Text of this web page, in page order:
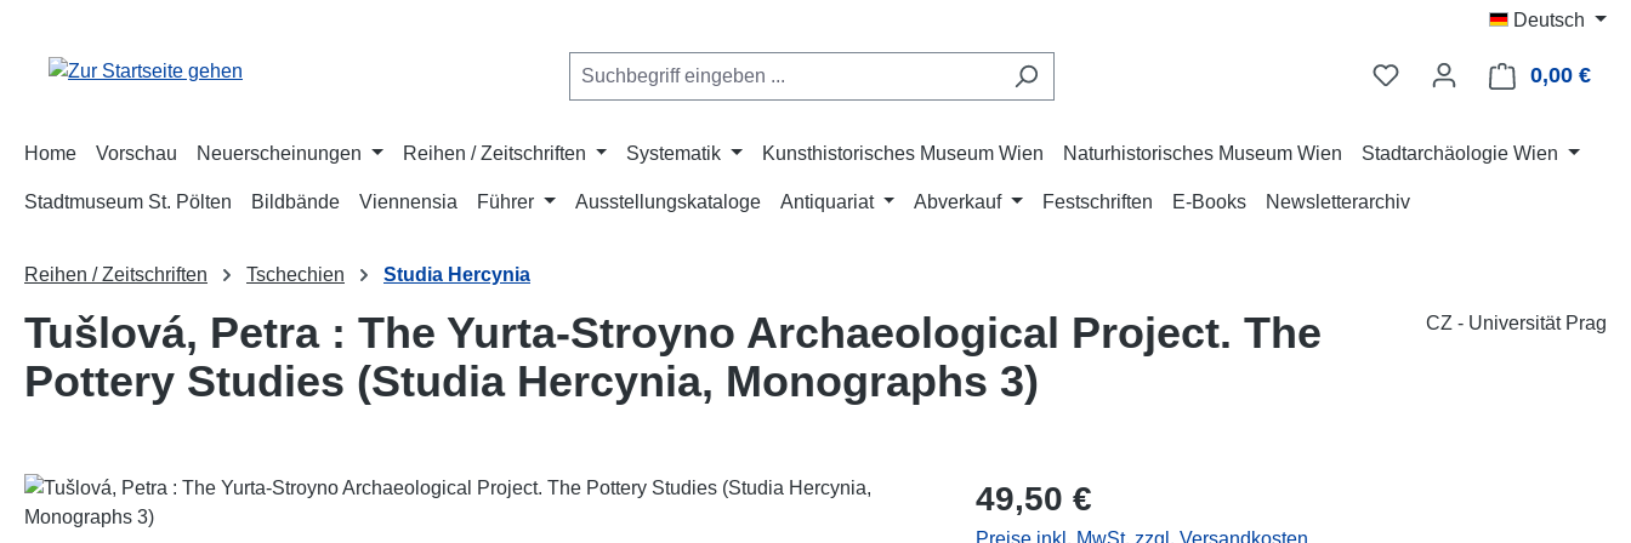
Deutsch
0,00 €
Home Vorschau Neuerscheinungen Reihen / Zeitschriften Systematik Kunsthistorisches Museum Wien Naturhistorisches Museum Wien Stadtarchäologie Wien
Stadtmuseum St. Pölten Bildbände Viennensia Führer Ausstellungskataloge Antiquariat Abverkauf Festschriften E-Books Newsletterarchiv
Reihen / Zeitschriften Tschechien Studia Hercynia
Tušlová, Petra : The Yurta-Stroyno Archaeological Project. The
Pottery Studies (Studia Hercynia, Monographs 3)
CZ - Universität Prag
Bildergalerie überspringen Regulärer Preis:
49,50 €
Preise inkl. MwSt. zzgl. Versandkosten